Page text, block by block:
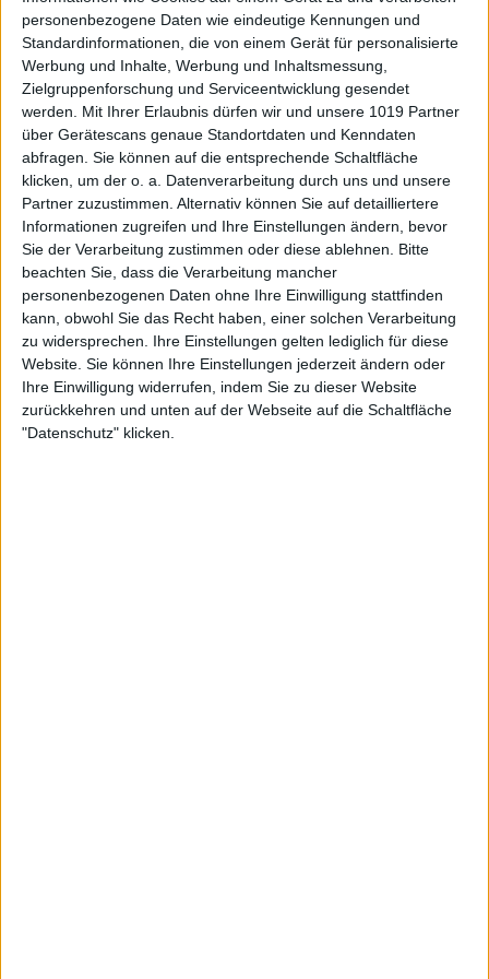
personenbezogene Daten wie eindeutige Kennungen und
Standardinformationen, die von einem Gerät für personalisierte
Werbung und Inhalte, Werbung und Inhaltsmessung,
Zielgruppenforschung und Serviceentwicklung gesendet
werden.
Mit Ihrer Erlaubnis dürfen wir und unsere 1019 Partner
über Gerätescans genaue Standortdaten und Kenndaten
abfragen. Sie können auf die entsprechende Schaltfläche
klicken, um der o. a. Datenverarbeitung durch uns und unsere
Partner zuzustimmen. Alternativ können Sie auf detailliertere
Informationen zugreifen und Ihre Einstellungen ändern, bevor
Sie der Verarbeitung zustimmen oder diese ablehnen.
Bitte
beachten Sie, dass die Verarbeitung mancher
personenbezogenen Daten ohne Ihre Einwilligung stattfinden
kann, obwohl Sie das Recht haben, einer solchen Verarbeitung
zu widersprechen. Ihre Einstellungen gelten lediglich für diese
Website. Sie können Ihre Einstellungen jederzeit ändern oder
Ihre Einwilligung widerrufen, indem Sie zu dieser Website
zurückkehren und unten auf der Webseite auf die Schaltfläche
"Datenschutz" klicken.